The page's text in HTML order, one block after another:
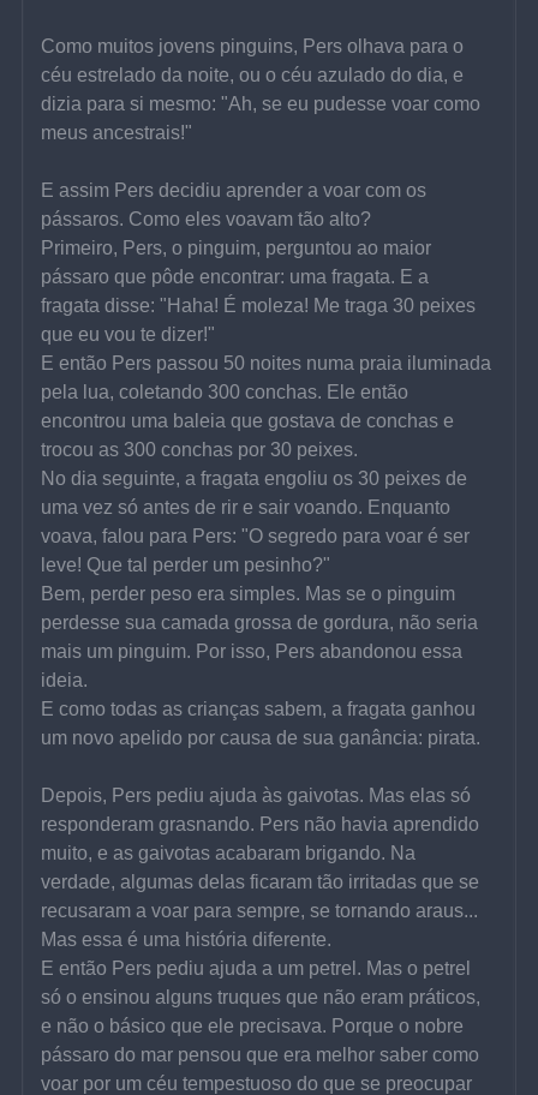
Como muitos jovens pinguins, Pers olhava para o
céu estrelado da noite, ou o céu azulado do dia, e
dizia para si mesmo: "Ah, se eu pudesse voar como
meus ancestrais!"
E assim Pers decidiu aprender a voar com os
pássaros. Como eles voavam tão alto?
Primeiro, Pers, o pinguim, perguntou ao maior
pássaro que pôde encontrar: uma fragata. E a
fragata disse: "Haha! É moleza! Me traga 30 peixes
que eu vou te dizer!"
E então Pers passou 50 noites numa praia iluminada
pela lua, coletando 300 conchas. Ele então
encontrou uma baleia que gostava de conchas e
trocou as 300 conchas por 30 peixes.
No dia seguinte, a fragata engoliu os 30 peixes de
uma vez só antes de rir e sair voando. Enquanto
voava, falou para Pers: "O segredo para voar é ser
leve! Que tal perder um pesinho?"
Bem, perder peso era simples. Mas se o pinguim
perdesse sua camada grossa de gordura, não seria
mais um pinguim. Por isso, Pers abandonou essa
ideia.
E como todas as crianças sabem, a fragata ganhou
um novo apelido por causa de sua ganância: pirata.
Depois, Pers pediu ajuda às gaivotas. Mas elas só
responderam grasnando. Pers não havia aprendido
muito, e as gaivotas acabaram brigando. Na
verdade, algumas delas ficaram tão irritadas que se
recusaram a voar para sempre, se tornando araus...
Mas essa é uma história diferente.
E então Pers pediu ajuda a um petrel. Mas o petrel
só o ensinou alguns truques que não eram práticos,
e não o básico que ele precisava. Porque o nobre
pássaro do mar pensou que era melhor saber como
voar por um céu tempestuoso do que se preocupar